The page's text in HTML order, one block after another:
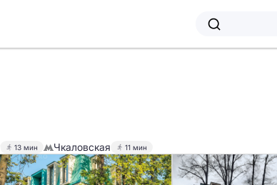
13 мин Чкаловская 11 мин